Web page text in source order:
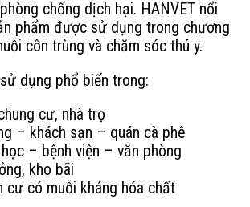
chống dịch hại. HANVET nổi
phẩm được sử dụng trong chương
côn trùng và chăm sóc thú y.
dụng phổ biến trong:
cư, nhà trọ
– khách sạn – quán cà phê
– bệnh viện – văn phòng
kho bãi
cư có muỗi kháng hóa chất